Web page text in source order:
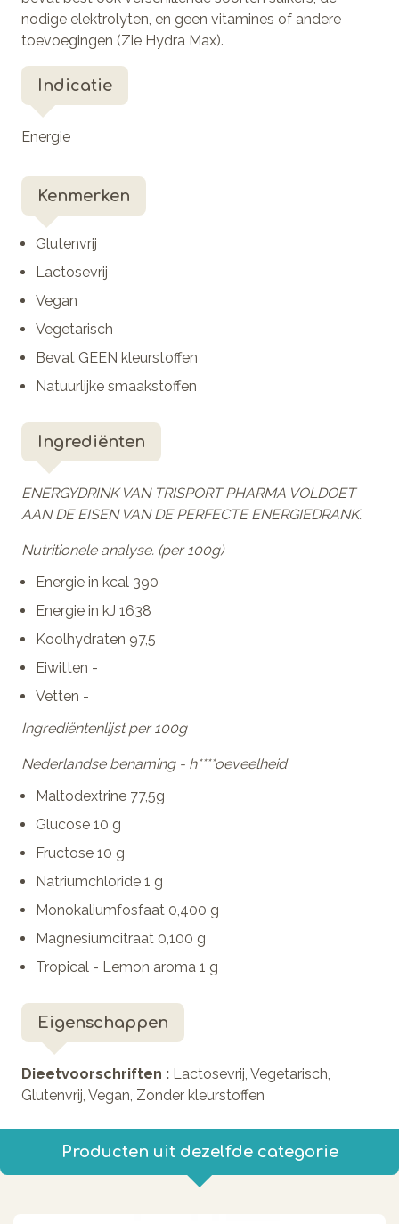
nodige elektrolyten, en geen vitamines of andere
toevoegingen (Zie Hydra Max).
Indicatie
Energie
Kenmerken
Glutenvrij
Lactosevrij
Vegan
Vegetarisch
Bevat GEEN kleurstoffen
Natuurlijke smaakstoffen
Ingrediënten
ENERGYDRINK VAN TRISPORT PHARMA VOLDOET
AAN DE EISEN VAN DE PERFECTE ENERGIEDRANK.
Nutritionele analyse. (per 100g)
Energie in kcal 390
Energie in kJ 1638
Koolhydraten 97,5
Eiwitten -
Vetten -
Ingrediëntenlijst per 100g
Nederlandse benaming - h****oeveelheid
Maltodextrine 77,5g
Glucose 10 g
Fructose 10 g
Natriumchloride 1 g
Monokaliumfosfaat 0,400 g
Magnesiumcitraat 0,100 g
Tropical - Lemon aroma 1 g
Eigenschappen
Dieetvoorschriften : Lactosevrij, Vegetarisch,
Glutenvrij, Vegan, Zonder kleurstoffen
Producten uit dezelfde categorie